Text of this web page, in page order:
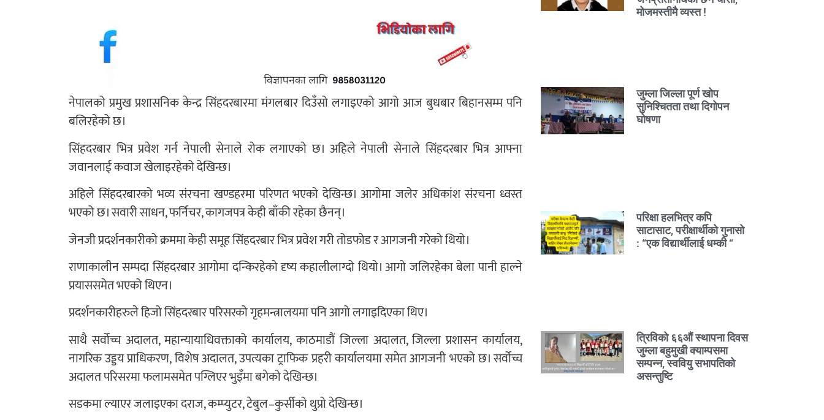
नेपालको प्रमुख प्रशासनिक केन्द्र सिंहदरबारमा मंगलबार दिउँसो लगाइएको आगो आज बुधबार बिहानसम्म पनि
बलिरहेको छ।
सिंहदरबार भित्र प्रवेश गर्न नेपाली सेनाले रोक लगाएको छ। अहिले नेपाली सेनाले सिंहदरबार भित्र आफ्ना
जवानलाई कवाज खेलाइरहेको देखिन्छ।
अहिले सिंहदरबारको भव्य संरचना खण्डहरमा परिणत भएको देखिन्छ। आगोमा जलेर अधिकांश संरचना ध्वस्त
भएको छ। सवारी साधन, फर्निचर, कागजपत्र केही बाँकी रहेका छैनन्।
जेनजी प्रदर्शनकारीको क्रममा केही समूह सिंहदरबार भित्र प्रवेश गरी तोडफोड र आगजनी गरेको थियो।
राणाकालीन सम्पदा सिंहदरबार आगोमा दन्किरहेको दृष्य कहालीलाग्दो थियो। आगो जलिरहेका बेला पानी हाल्ने
प्रयाससमेत भएको थिएन।
प्रदर्शनकारीहरुले हिजो सिंहदरबार परिसरको गृहमन्त्रालयमा पनि आगो लगाइदिएका थिए।
साथै सर्वोच्च अदालत, महान्यायाधिवक्ताको कार्यालय, काठमाडौं जिल्ला अदालत, जिल्ला प्रशासन कार्यालय,
नागरिक उड्डय प्राधिकरण, विशेष अदालत, उपत्यका ट्राफिक प्रहरी कार्यालयमा समेत आगजनी भएको छ। सर्वोच्च
अदालत परिसरमा फलामसमेत पग्लिएर भुइँमा बगेको देखिन्छ।
सडकमा ल्याएर जलाइएका दराज, कम्प्युटर, टेबुल–कुर्सीको थुप्रो देखिन्छ।
मोजमस्तीमै व्यस्त !
जुम्ला जिल्ला पूर्ण खोप
सुनिश्चितता तथा दिगोपन
घोषणा
परिक्षा हलभित्र कपि
साटासाट, परीक्षार्थीको गुनासो
: “एक विद्यार्थीलाई धम्की “
त्रिविको ६६औं स्थापना दिवस
जुम्ला बहुमुखी क्याम्पसमा
सम्पन्न, स्ववियु सभापतिको
असन्तुष्टि